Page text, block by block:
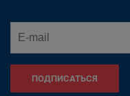
ПОДПИСАТЬСЯ